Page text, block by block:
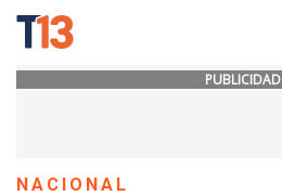
PUBLICIDAD
NACIONAL